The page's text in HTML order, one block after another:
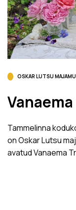
OSKAR LUTSU
Tammelinna
on Oskar Lutsu
avatud Vanaema